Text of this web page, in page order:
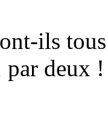
ils
par deux !